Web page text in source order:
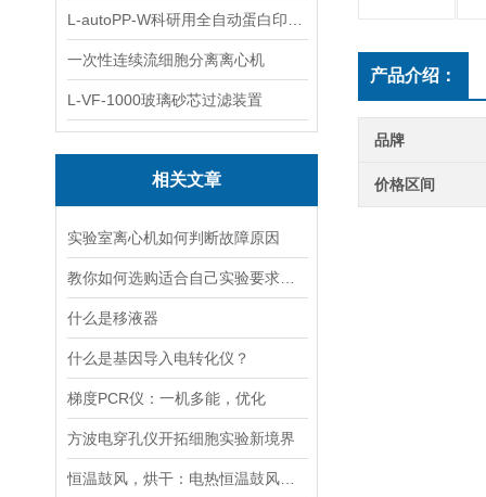
一次性连续流细胞分离离心机
L-VF-1000玻璃砂芯过滤装置
相关文章
实验室离心机如何判断故障原因
什么是移液器
什么是基因导入电转化仪？
梯度PCR仪：一机多能，优化
方波电穿孔仪开拓细胞实验新境界
产品介绍：
品牌
价格区间